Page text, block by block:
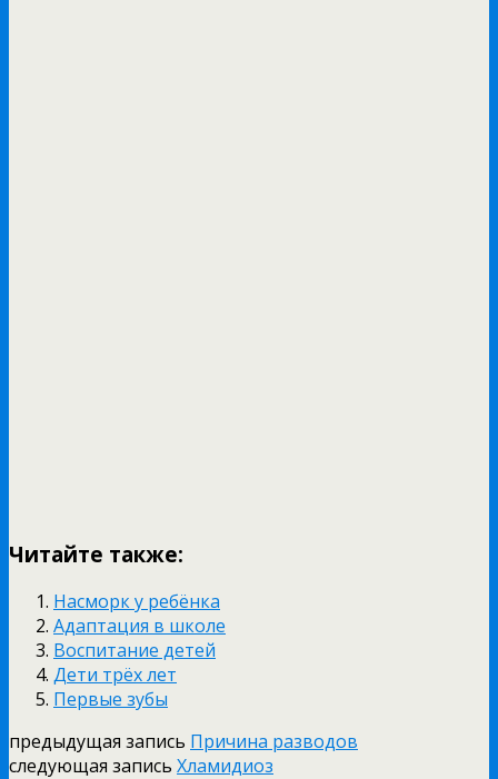
Читайте также:
Насморк у ребёнка
Адаптация в школе
Воспитание детей
Дети трёх лет
Первые зубы
предыдущая запись Причина разводов
следующая запись Хламидиоз